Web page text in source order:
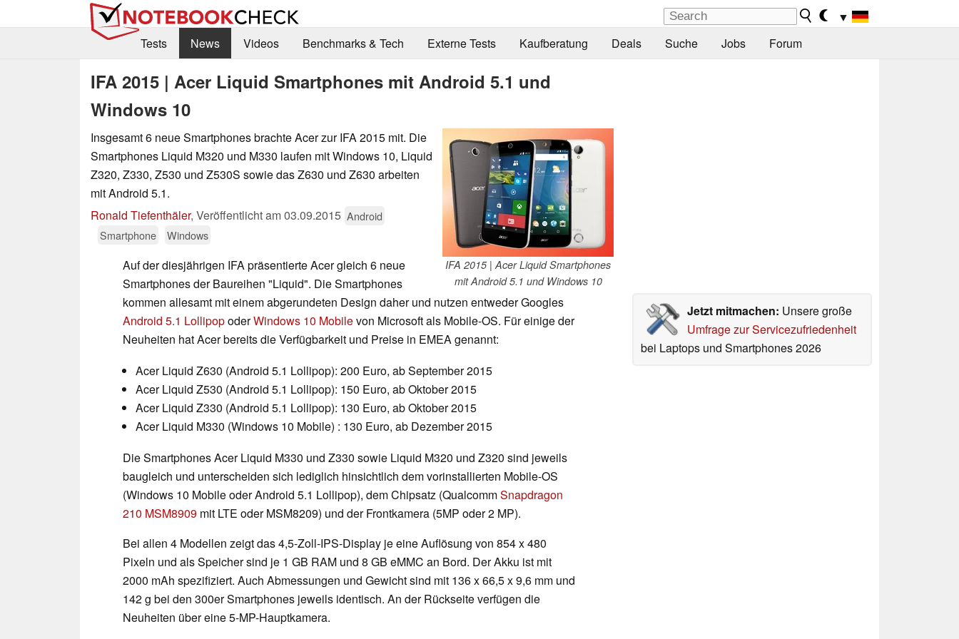
▼
Tests
News Videos Benchmarks & Tech Externe Tests Kaufberatung Deals Suche Jobs Forum
IFA 2015 | Acer Liquid Smartphones mit Android 5.1 und
Windows 10
IFA 2015 | Acer Liquid Smartphones
mit Android 5.1 und Windows 10
Insgesamt 6 neue Smartphones brachte Acer zur IFA 2015 mit. Die
Smartphones Liquid M320 und M330 laufen mit Windows 10, Liquid
Z320, Z330, Z530 und Z530S sowie das Z630 und Z630 arbeiten
mit Android 5.1.
Ronald Tiefenthäler, Veröffentlicht am03.09.2015 Android
Smartphone
Windows
Jetzt mitmachen: Unsere große
Umfrage zur Servicezufriedenheit
bei Laptops und Smartphones 2026
Auf der diesjährigen IFA präsentierte Acer gleich 6 neue
Smartphones der Baureihen "Liquid". Die Smartphones
kommen allesamt mit einem abgerundeten Design daher und nutzen entweder Googles
Android 5.1 LollipopoderWindows 10 Mobilevon Microsoft als Mobile-OS. Für einige der
Neuheiten hat Acer bereits die Verfügbarkeit und Preise in EMEA genannt:
Acer Liquid Z630 (Android 5.1 Lollipop): 200 Euro, ab September 2015
Acer Liquid Z530 (Android 5.1 Lollipop): 150 Euro, ab Oktober 2015
Acer Liquid Z330 (Android 5.1 Lollipop): 130 Euro, ab Oktober 2015
Acer Liquid M330 (Windows 10 Mobile) : 130 Euro, ab Dezember 2015
Die Smartphones Acer Liquid M330 und Z330 sowie Liquid M320 und Z320 sind jeweils
baugleich und unterscheiden sich lediglich hinsichtlich dem vorinstallierten Mobile-OS
(Windows 10 Mobile oder Android 5.1 Lollipop), dem Chipsatz (QualcommSnapdragon
210 MSM8909 mit LTE oder MSM8209) und der Frontkamera (5MP oder 2 MP).
Bei allen 4 Modellen zeigt das 4,5-Zoll-IPS-Display je eine Auflösung von 854 x 480
Pixeln und als Speicher sind je 1 GB RAM und 8 GB eMMC an Bord. Der Akku ist mit
2000 mAh spezifiziert. Auch Abmessungen und Gewicht sind mit 136 x 66,5 x 9,6 mm und
142 g bei den 300er Smartphones jeweils identisch. An der Rückseite verfügen die
Neuheiten über eine 5-MP-Hauptkamera.